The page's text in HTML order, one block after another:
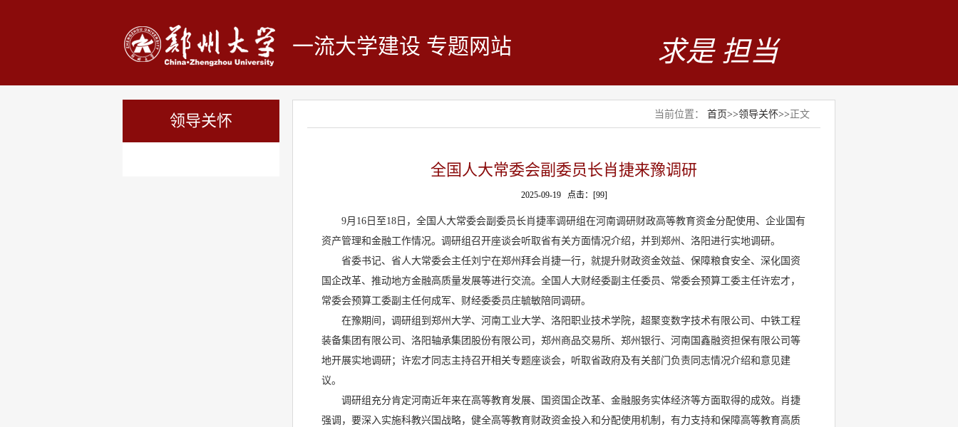
一流大学建设 专题网站 求是 担当
领导关怀 当前位置： 首页>>领导关怀>> 正文
全国人大常委会副委员长肖捷来豫调研
2025-09-19 点击：[99]
9月16日至18日，全国人大常委会副委员长肖捷率调研组在河南调研财政高等教育资金分配使用、企业国有
资产管理和金融工作情况。调研组召开座谈会听取省有关方面情况介绍，并到郑州、洛阳进行实地调研。
省委书记、省人大常委会主任刘宁在郑州拜会肖捷一行，就提升财政资金效益、保障粮食安全、深化国资
国企改革、推动地方金融高质量发展等进行交流。全国人大财经委副主任委员、常委会预算工委主任许宏才，
常委会预算工委副主任何成军、财经委委员庄毓敏陪同调研。
在豫期间，调研组到郑州大学、河南工业大学、洛阳职业技术学院，超聚变数字技术有限公司、中铁工程
装备集团有限公司、洛阳轴承集团股份有限公司，郑州商品交易所、郑州银行、河南国鑫融资担保有限公司等
地开展实地调研；许宏才同志主持召开相关专题座谈会，听取省政府及有关部门负责同志情况介绍和意见建
议。
调研组充分肯定河南近年来在高等教育发展、国资国企改革、金融服务实体经济等方面取得的成效。肖捷
强调，要深入实施科教兴国战略，健全高等教育财政资金投入和分配使用机制，有力支持和保障高等教育高质